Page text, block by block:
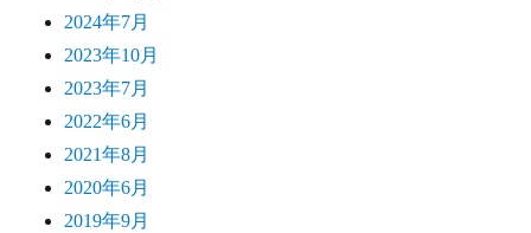
2024年7月
2023年10月
2023年7月
2022年6月
2021年8月
2020年6月
2019年9月